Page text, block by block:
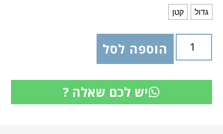
גדול קטן
הוספה לסל
יש לכם שאלה ?